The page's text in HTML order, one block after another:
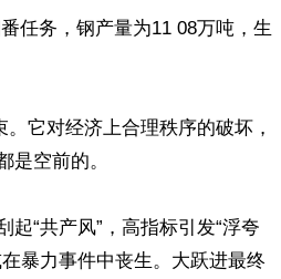
任务，钢产量为11 08万吨，生
它对经济上合理秩序的破坏，
是空前的。
“共产风”，高指标引发“浮夸
暴力事件中丧生。大跃进最终